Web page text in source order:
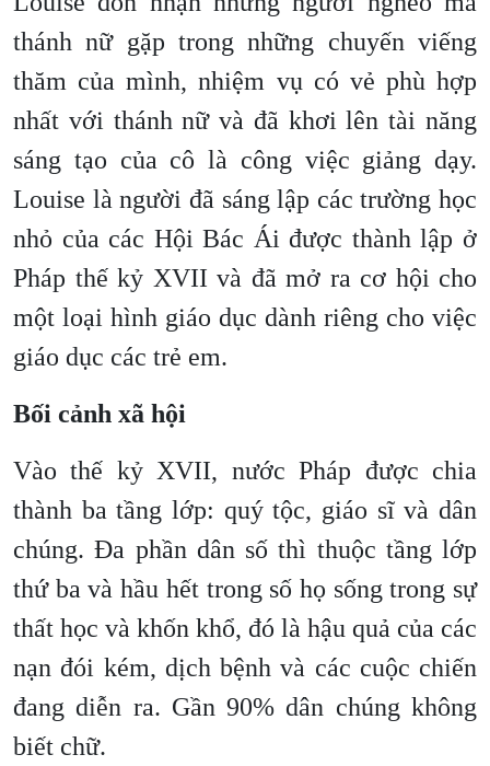
thánh nữ gặp trong những chuyến viếng
thăm của mình, nhiệm vụ có vẻ phù hợp
nhất với thánh nữ và đã khơi lên tài năng
sáng tạo của cô là công việc giảng dạy.
Louise là người đã sáng lập các trường học
nhỏ của các Hội Bác Ái được thành lập ở
Pháp thế kỷ XVII và đã mở ra cơ hội cho
một loại hình giáo dục dành riêng cho việc
giáo dục các trẻ em.
Bối cảnh xã hội
Vào thế kỷ XVII, nước Pháp được chia
thành ba tầng lớp: quý tộc, giáo sĩ và dân
chúng. Đa phần dân số thì thuộc tầng lớp
thứ ba và hầu hết trong số họ sống trong sự
thất học và khốn khổ, đó là hậu quả của các
nạn đói kém, dịch bệnh và các cuộc chiến
đang diễn ra. Gần 90% dân chúng không
biết chữ.